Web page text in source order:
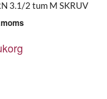
3.1/2 tum M SKRUV